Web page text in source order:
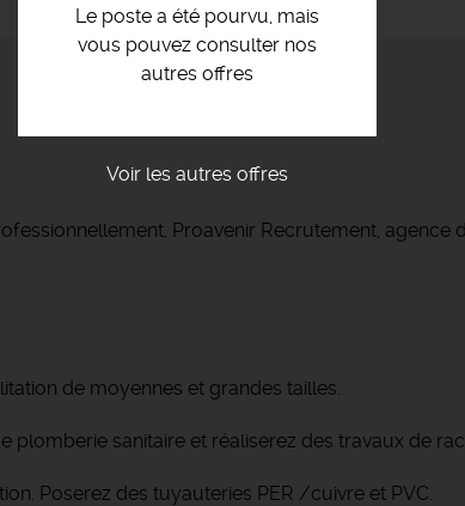
Le poste a été pourvu, mais
vous pouvez consulter nos
autres offres
Voir les autres offres
Proavenir Recrutement, agence
de moyennes et grandes tailles.
plomberie sanitaire et réaliserez des travaux de
Poserez des tuyauteries PER /cuivre et PVC.